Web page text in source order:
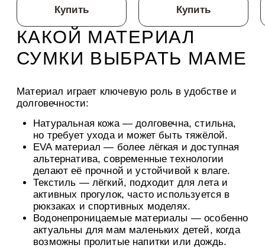
Купить Купить
КАКОЙ МАТЕРИАЛ
СУМКИ ВЫБРАТЬ МАМЕ
Материал играет ключевую роль в удобстве и
долговечности:
Натуральная кожа— долговечна, стильна,
но требует ухода и может быть тяжёлой.
EVA материал — более лёгкая и доступная
альтернатива, современные технологии
делают её прочной и устойчивой к влаге.
Текстиль — лёгкий, подходит для лета и
активных прогулок, часто используется в
рюкзаках и спортивных моделях.
Водонепроницаемые материалы — особенно
актуальны для мам маленьких детей, когда
возможны пролитые напитки или дождь.